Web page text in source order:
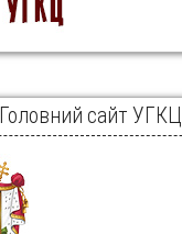
Головний сайт УГКЦ